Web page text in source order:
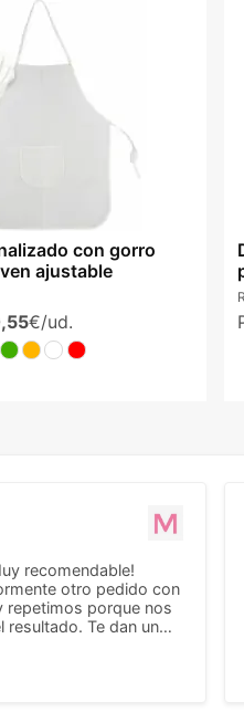
con gorro
ajustable
€/ud.
recomendable!
otro pedido con
repetimos porque nos
resultado. Te dan un
se trata